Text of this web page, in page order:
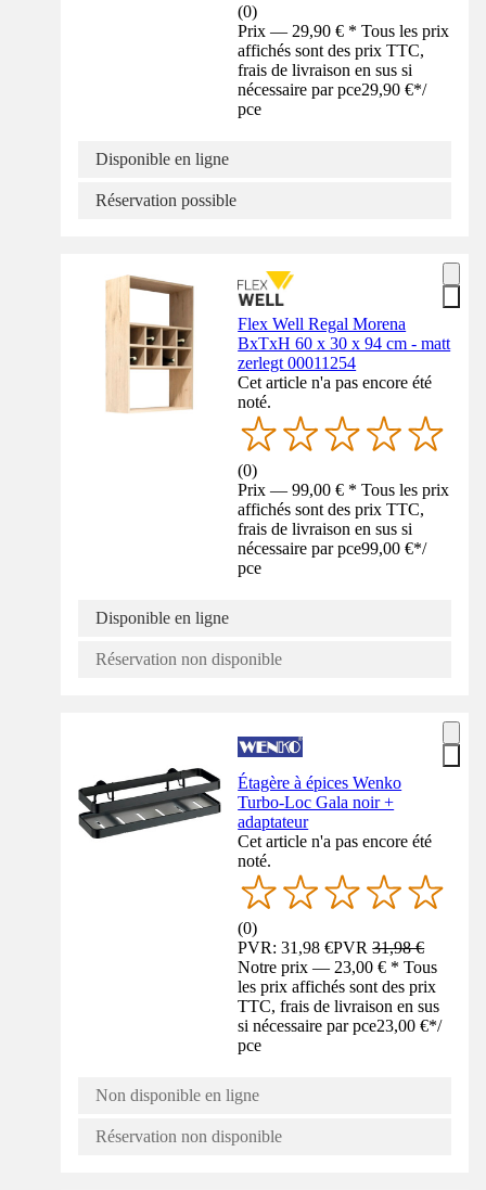
(0)
Prix — 29,90 € * Tous les prix
affichés sont des prix TTC,
frais de livraison en sus si
nécessaire par pce29,90 €*/
pce
Disponible en ligne
Réservation possible
Flex Well Regal Morena
BxTxH 60 x 30 x 94 cm - matt
zerlegt 00011254
Cet article n'a pas encore été
noté.
(0)
Prix — 99,00 € * Tous les prix
affichés sont des prix TTC,
frais de livraison en sus si
nécessaire par pce99,00 €*/
pce
Disponible en ligne
Réservation non disponible
Étagère à épices Wenko
Turbo-Loc Gala noir +
adaptateur
Cet article n'a pas encore été
noté.
(0)
PVR: 31,98 €PVR31,98 €
Notre prix — 23,00 € * Tous
les prix affichés sont des prix
TTC, frais de livraison en sus
si nécessaire par pce23,00 €*/
pce
Non disponible en ligne
Réservation non disponible